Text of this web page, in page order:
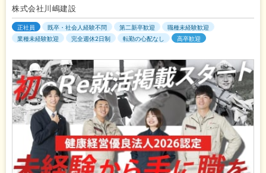
株式会社川嶋建設
正社員 既卒・社会人経験不問 第二新卒歓迎
職種未経験歓迎
業種未経験歓迎
完全週休2日制 転勤の心配なし 高卒歓迎